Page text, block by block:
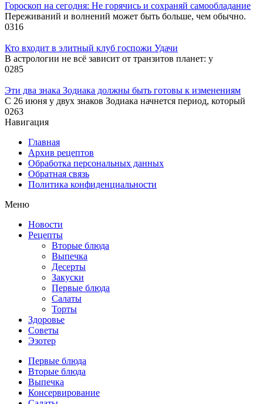
Гороскоп на сегодня: Не горячись и сохраняй самообладание
Переживаний и волнений может быть больше, чем обычно.
0316
Кто входит в элитный клуб госпожи Удачи
В астрологии не всё зависит от транзитов планет: у
0285
Эти два знака Зодиака должны быть готовы к изменениям
С 26 июня у двух знаков Зодиака начнется период, который
0263
Навигация
Главная
Архив рецептов
Обработка персональных данных
Обратная связь
Политика конфиденциальности
Меню
Новости
Рецепты
Вторые блюда
Выпечка
Десерты
Закуски
Первые блюда
Салаты
Торты
Здоровье
Советы
Эзотер
Первые блюда
Вторые блюда
Выпечка
Консервирование